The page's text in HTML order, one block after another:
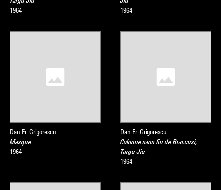
1964
1964
Dan Er. Grigorescu
Masque
1964
Dan Er. Grigorescu
Colonne sans fin de Brancusi,
Targu Jiu
1964